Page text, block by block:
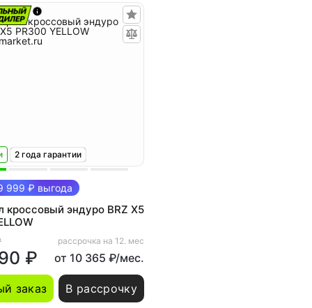
2 года гарантии
999 ₽ выгода
кроссовый эндуро BRZ X5
₽
рассрочка на 12. мес
от 10 365 ₽/мес.
заказ В рассрочку